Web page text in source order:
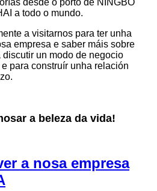
a todo o mundo.
a visitarnos para ter unha
empresa e saber máis sobre
un modo de negocio
para construír unha relación
a beleza da vida!
a nosa empresa